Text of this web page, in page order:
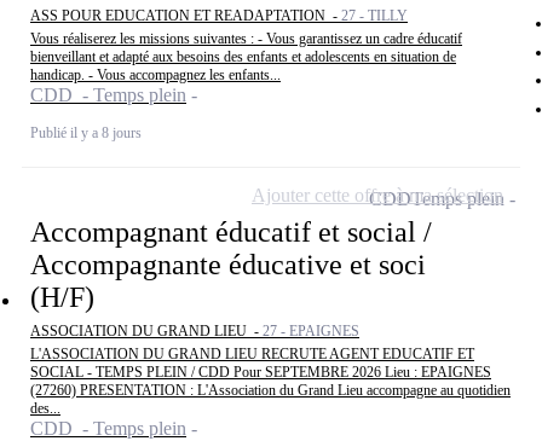
ASS POUR EDUCATION ET READAPTATION - 27 - TILLY
Vous réaliserez les missions suivantes : - Vous garantissez un cadre éducatif
bienveillant et adapté aux besoins des enfants et adolescents en situation de
handicap. - Vous accompagnez les enfants...
CDD - Temps plein
Publié il y a 8 jours
Accompagnant éducatif et social /
Accompagnante éducative et soci
(H/F)
ASSOCIATION DU GRAND LIEU - 27 - EPAIGNES
L'ASSOCIATION DU GRAND LIEU RECRUTE AGENT EDUCATIF ET
SOCIAL - TEMPS PLEIN / CDD Pour SEPTEMBRE 2026 Lieu : EPAIGNES
(27260) PRESENTATION : L'Association du Grand Lieu accompagne au quotidien
des...
CDD - Temps plein
CDDTemps plein
Ajouter cette offre à ma sélection